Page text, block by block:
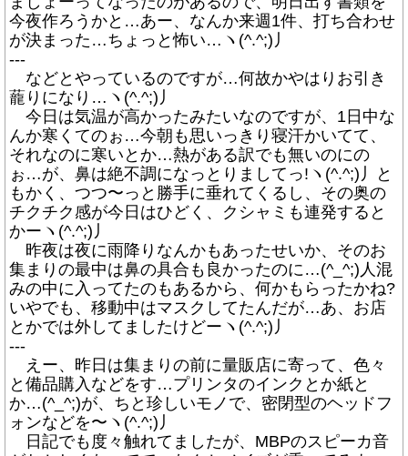
今夜作ろうかと…あー、なんか来週1件、打ち合わせ
が決まった…ちょっと怖い…ヽ(^.^;)丿
---
などとやっているのですが…何故かやはりお引き
蘢りになり…ヽ(^.^;)丿
今日は気温が高かったみたいなのですが、1日中な
んか寒くてのぉ…今朝も思いっきり寝汗かいてて、
それなのに寒いとか…熱がある訳でも無いのにの
ぉ…が、鼻は絶不調になっとりましてっ!ヽ(^.^;)丿と
もかく、つつ〜っと勝手に垂れてくるし、その奥の
チクチク感が今日はひどく、クシャミも連発すると
かーヽ(^.^;)丿
昨夜は夜に雨降りなんかもあったせいか、そのお
集まりの最中は鼻の具合も良かったのに…(^_^;)人混
みの中に入ってたのもあるから、何かもらったかね?
いやでも、移動中はマスクしてたんだが…あ、お店
とかでは外してましたけどーヽ(^.^;)丿
---
えー、昨日は集まりの前に量販店に寄って、色々
と備品購入などをす…プリンタのインクとか紙と
か…(^_^;)が、ちと珍しいモノで、密閉型のヘッドフ
ォンなどを〜ヽ(^.^;)丿
日記でも度々触れてましたが、MBPのスピーカ音